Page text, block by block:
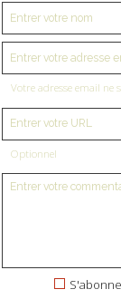
Votre adresse email ne
Optionnel